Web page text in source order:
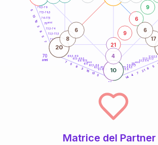
60
70
anni
51-52,5
52,5-53,5
53,5-54
56-57,5
57,5-58,5
58,5-59
61-62,5
62,5-63,5
63,5-64
66-67,5
67,5-68,5
68,5-69
71-72,5
72,5-73,5
73,5-74
76-77,5
77,5-78,5
78,5-79
5
8
21
7
4
14
5
13
16
3
8
5
7
7
5
8
3
16
13
5
10
20 21
9
6
9
4
8
6
17
6
55anni
65anni
75anni
Matrice del Partner